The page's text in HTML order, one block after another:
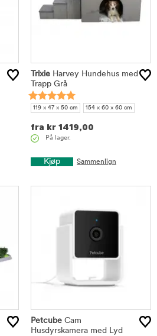
Trixie Harvey Hundehus med
Trapp Grå
119 × 47 × 50 cm 154 × 60 × 60 cm
fra kr 1419,00
På lager.
Kjøp Sammenlign
Petcube Cam
Husdyrskamera med Lyd